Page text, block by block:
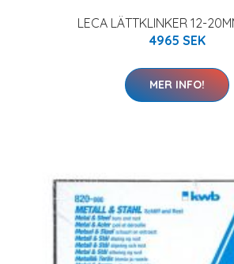
LECA LÄTTKLINKER 12-
4965 SEK
MER INFO!